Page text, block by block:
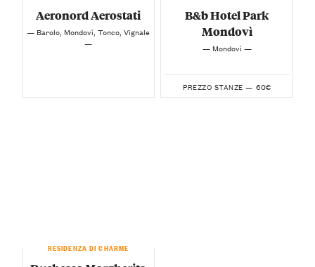
Aeronord Aerostati
— Barolo, Mondovì, Tonco, Vignale
—
B&b Hotel Park
Mondovì
— Mondovì —
PREZZO STANZE — 60€
RESIDENZA DI CHARME